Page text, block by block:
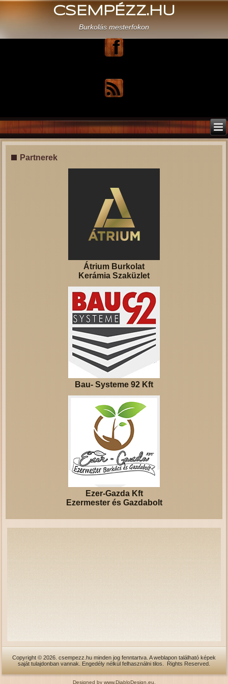
CSEMPÉZZ.HU
Burkolás mesterfokon
Partnerek
Átrium Burkolat
Kerámia Szaküzlet
Bau- Systeme 92 Kft
Ezer-Gazda Kft
Ezermester és Gazdabolt
Copyright © 2026. csempezz.hu minden jog fenntartva. A weblapon található képek
saját tulajdonban vannak. Engedély nélkül felhasználni tilos. Rights Reserved.
Designed by www.DiabloDesign.eu.